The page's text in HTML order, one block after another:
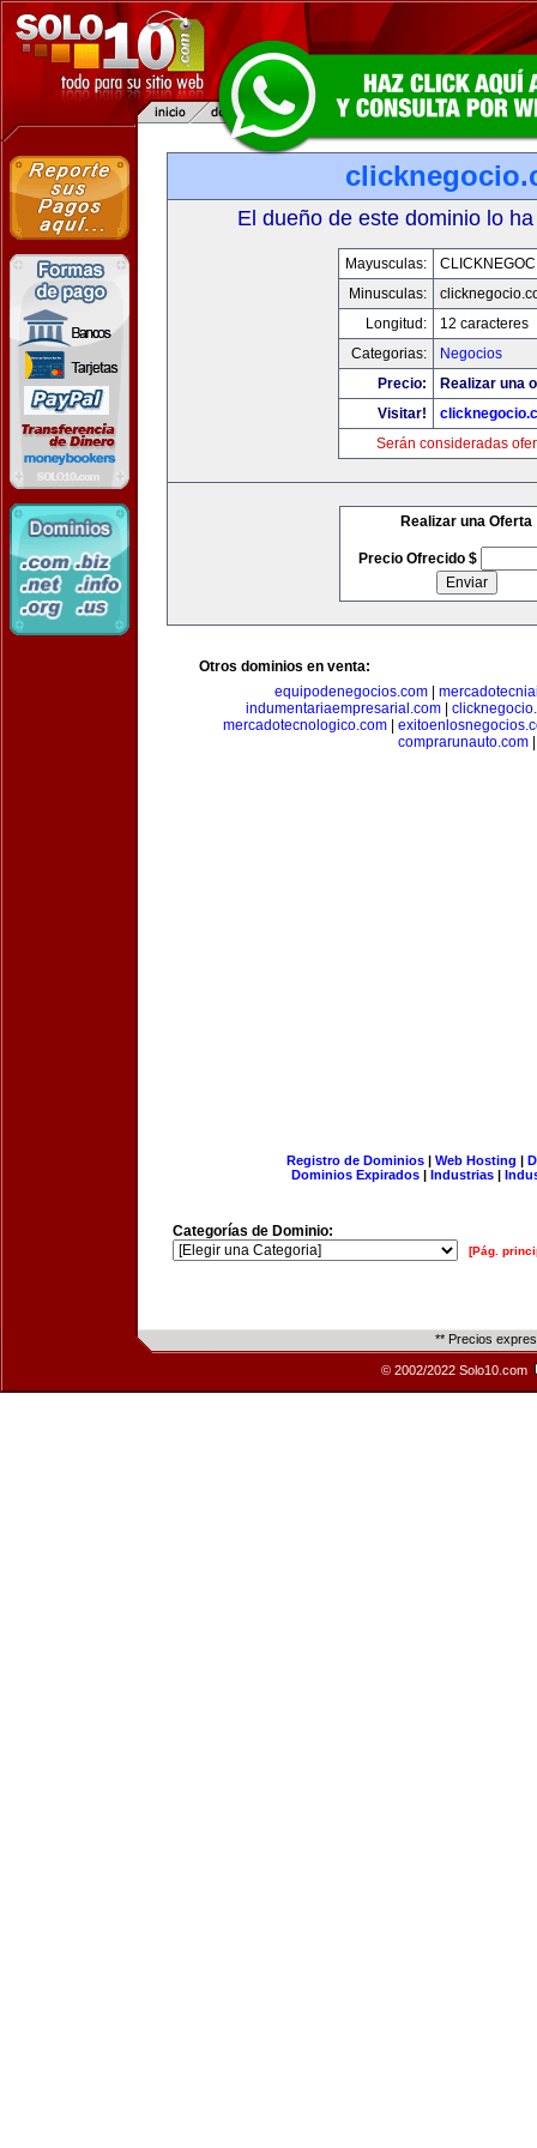
El dueño de este dominio lo
Mayusculas:
Minusculas:
Longitud:
12 caracteres
Categorias:
Negocios
Precio:
Realizar una
Visitar!
Serán consideradas
Realizar una Oferta
Precio Ofrecido $
Otros dominios en venta:
equipodenegocios.com|
indumentariaempresarial.com
mercadotecnologico.com
comprarunauto.com|
Registro de Dominios| Web Hosting |
Dominios Expirados | Industrias |
Categorías de Dominio:
[Pág.
** Precios
© 2002/2022 Solo10.com